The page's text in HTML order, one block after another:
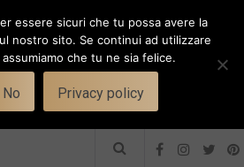
che lavorano
essere sicuri che tu possa avere la
nostro sito. Se continui ad utilizzare
che tu ne sia felice.
No Privacy policy